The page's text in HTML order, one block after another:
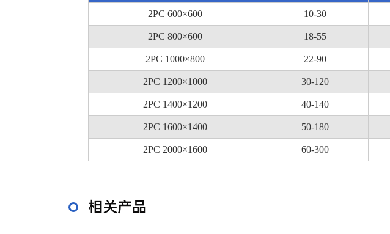
2PC 600×600 10-30
2PC 800×600 18-55
2PC 1000×800 22-90
2PC 1200×1000 30-120
2PC 1400×1200 40-140
2PC 1600×1400 50-180
2PC 2000×1600 60-300
相关产品